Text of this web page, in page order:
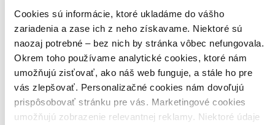
Cookies sú informácie, ktoré ukladáme do vášho
zariadenia a zase ich z neho získavame. Niektoré sú
naozaj potrebné – bez nich by stránka vôbec nefungovala.
Okrem toho používame analytické cookies, ktoré nám
umožňujú zisťovať, ako náš web funguje, a stále ho pre
vás zlepšovať. Personalizačné cookies nám dovoľujú
prispôsobovať stránku pre vás. Marketingové cookies
umožňujú zobrazenie relevantnej reklamy. Niektoré údaje
Našli sme0titulov
Zoradiť podľa: